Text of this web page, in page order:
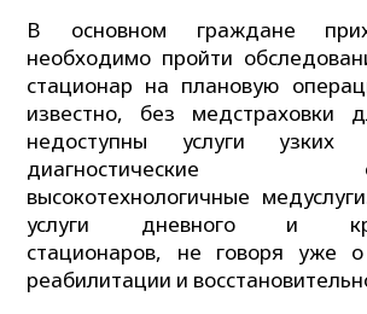
В основном граждане
необходимо пройти
стационар на плановую
известно, без медстраховки
недоступны услуги узких
диагностические
высокотехнологичные
услуги дневного и
стационаров, не говоря уже
реабилитации и